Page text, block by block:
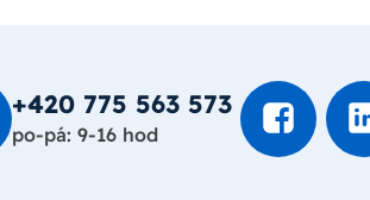
+420 775 563 573
po-pá: 9-16 hod